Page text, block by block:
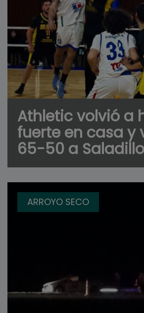
Athletic volvió a
fuerte en casa y
65-50 a
ARROYO SECO